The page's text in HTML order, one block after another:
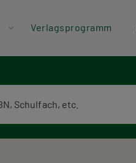
Verlagsprogramm